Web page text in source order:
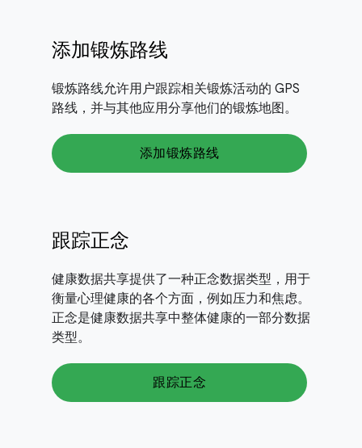
添加锻炼路线
锻炼路线允许用户跟踪相关锻炼活动的 GPS
路线，并与其他应用分享他们的锻炼地图。
添加锻炼路线
跟踪正念
健康数据共享提供了一种正念数据类型，用于
衡量心理健康的各个方面，例如压力和焦虑。
正念是健康数据共享中整体健康的一部分数据
类型。
跟踪正念